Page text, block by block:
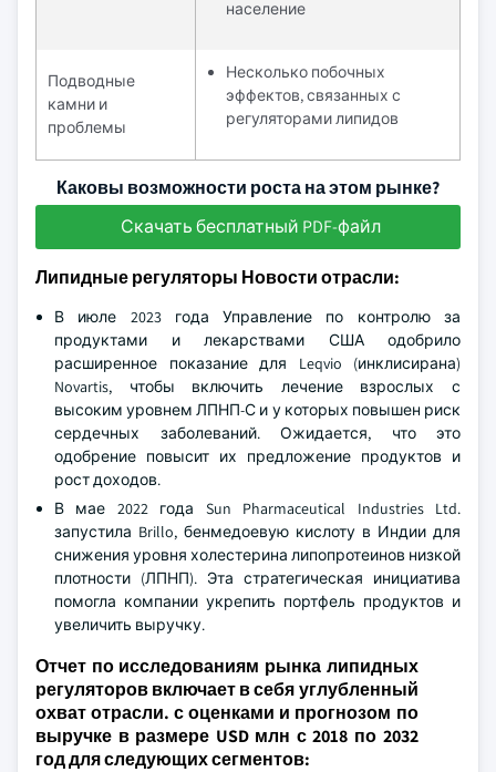
население
Подводные
камни и
проблемы
Несколько побочных
эффектов, связанных с
регуляторами липидов
Каковы возможности роста на этом рынке?
Скачать бесплатный PDF-файл
Липидные регуляторы Новости отрасли:
В июле 2023 года Управление по контролю за
продуктами и лекарствами США одобрило
расширенное показание для Leqvio (инклисирана)
Novartis, чтобы включить лечение взрослых с
высоким уровнем ЛПНП-С и у которых повышен риск
сердечных заболеваний. Ожидается, что это
одобрение повысит их предложение продуктов и
рост доходов.
В мае 2022 года Sun Pharmaceutical Industries Ltd.
запустила Brillo, бенмедоевую кислоту в Индии для
снижения уровня холестерина липопротеинов низкой
плотности (ЛПНП). Эта стратегическая инициатива
помогла компании укрепить портфель продуктов и
увеличить выручку.
Отчет по исследованиям рынка липидных
регуляторов включает в себя углубленный
охват отрасли. с оценками и прогнозом по
выручке в размере USD млн с 2018 по 2032
год для следующих сегментов: